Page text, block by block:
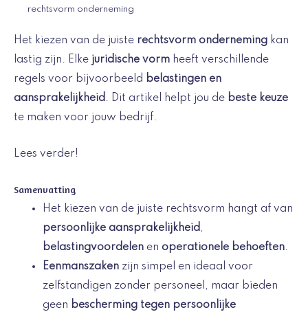
rechtsvorm onderneming
Het kiezen van de juiste rechtsvorm onderneming kan
lastig zijn. Elke juridische vorm heeft verschillende
regels voor bijvoorbeeld belastingen en
aansprakelijkheid . Dit artikel helpt jou de beste keuze
te maken voor jouw bedrijf.
Lees verder!
Samenvatting
Het kiezen van de juiste rechtsvorm hangt af van
persoonlijke aansprakelijkheid ,
belastingvoordelen en operationele behoeften.
Eenmanszaken zijn simpel en ideaal voor
zelfstandigen zonder personeel, maar bieden
geen bescherming tegen persoonlijke